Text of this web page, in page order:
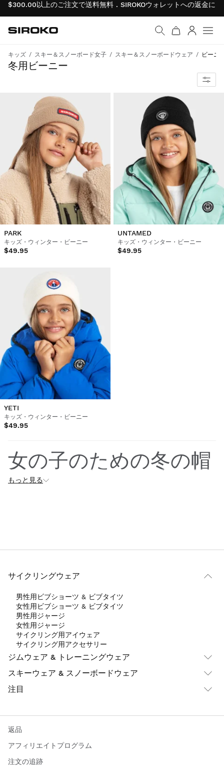
$300.00以上のご注文で送料無料 . SIROKOウォレットへの返金に
ホームページへ移動
Siroko.com
キッズ スキー＆スノーボード女子 スキー＆スノーボードウェア ビーニ
冬用ビーニー
PARK
キッズ・ウィンター・ビーニー
$49.95
UNTAMED
キッズ・ウィンター・ビーニー
$49.95
YETI
キッズ・ウィンター・ビーニー
$49.95
女の子のための冬の帽
子
の帽子は、かゆみや不快感を感じることなく暖かさを提供するよ
うに設計されています。
ウールやアクリル、フリースなどの保温性の高い素材で作られた
帽子は、かゆみや不快感を与えることなく暖かさを提供します。
多くの女の子用帽子には、ポンポンやカラフルな柄の生地、キャ
ラクターのアップリケなどのディテールがあり、若い女の子にと
って魅力的で楽しいものとなっています。さらに、防寒性と防風
性を高めるために、裏地が付いているモデルもあります。これら
のアクセサリーは、寒い天候のために実用的であるだけでなく、
女の子の個性とスタイルを表現することができます。
もっと見る
サイクリングウェア
男性用ビブショーツ & ビブタイツ
女性用ビブショーツ & ビブタイツ
男性用ジャージ
女性用ジャージ
サイクリング用アイウェア
サイクリング用アクセサリー
ジムウェア & トレーニングウェア
スキーウェア & スノーボードウェア
注目
返品
アフィリエイトプログラム
注文の追跡